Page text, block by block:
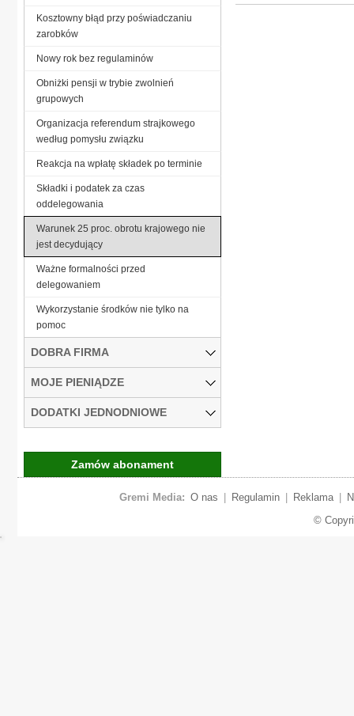
Kosztowny błąd przy poświadczaniu
zarobków
Nowy rok bez regulaminów
Obniżki pensji w trybie zwolnień
grupowych
Organizacja referendum strajkowego
według pomysłu związku
Reakcja na wpłatę składek po terminie
Składki i podatek za czas
oddelegowania
Warunek 25 proc. obrotu krajowego nie
jest decydujący
Ważne formalności przed
delegowaniem
Wykorzystanie środków nie tylko na
pomoc
DOBRA FIRMA
MOJE PIENIĄDZE
DODATKI JEDNODNIOWE
Zamów abonament
Gremi Media: O nas Regulamin Reklama
©